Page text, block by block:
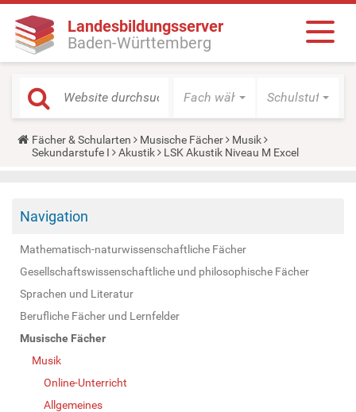
Landesbildungsserver
Baden-Württemberg
Fach wählen Schulstufe
Y
o
h
e
Fächer & Schularten Musische Fächer
Musik
Sekundarstufe I
Akustik LSK Akustik Niveau M Excel
Navigation
Mathematisch-naturwissenschaftliche Fächer
Gesellschaftswissenschaftliche und philosophische Fächer
Sprachen und Literatur
Berufliche Fächer und Lernfelder
Musische Fächer
Musik
Online-Unterricht
Allgemeines